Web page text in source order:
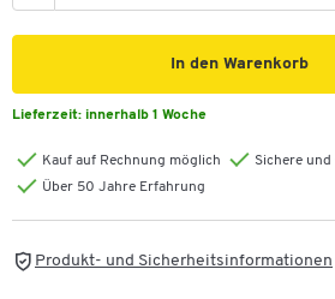
In den Warenkorb
Lieferzeit: innerhalb 1 Woche
Kauf auf Rechnung möglich
Sichere
Über 50 Jahre Erfahrung
Produkt- und Sicherheitsinformationen